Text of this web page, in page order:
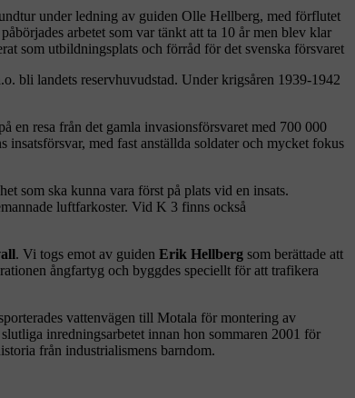
under ledning av guiden Olle Hellberg, med förflutet
arbetet som var tänkt att ta 10 år men blev klar
som utbildningsplats och förråd för det svenska försvaret
bli landets reservhuvudstad. Under krigsåren 1939-1942
en resa från det gamla invasionsförsvaret med 700 000
med fast anställda soldater och mycket fokus
som ska kunna vara först på plats vid en insats.
luftfarkoster. Vid K 3 finns också
. Vi togs emot av guiden Erik Hellberg som berättade att
ångfartyg och byggdes speciellt för att trafikera
vattenvägen till Motala för montering av
inredningsarbetet innan hon sommaren 2001 för
från industrialismens barndom.